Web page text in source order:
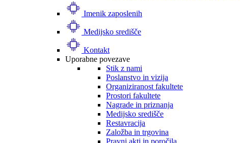
Imenik zaposlenih
Medijsko središče
Kontakt
Uporabne povezave
Stik z nami
Poslanstvo in vizija
Organiziranost fakultete
Prostori fakultete
Nagrade in priznanja
Medijsko središče
Restavracija
Založba in trgovina
Pravni akti in poročila